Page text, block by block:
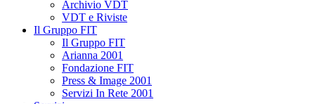
Archivio VDT
VDT e Riviste
Il Gruppo FIT
Il Gruppo FIT
Arianna 2001
Fondazione FIT
Press & Image 2001
Servizi In Rete 2001